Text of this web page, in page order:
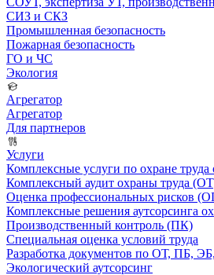
СИЗ и СКЗ
Промышленная безопасность
Пожарная безопасность
ГО и ЧС
Экология
Агрегатор
Агрегатор
Для партнеров
Услуги
Комплексные услуги по охране
Комплексный аудит охраны труда
Оценка профессиональных рисков
Комплексные решения аутсорсинга
Производственный контроль (ПК)
Специальная оценка условий труда
Разработка документов по ОТ, ПБ,
Экологический аутсорсинг